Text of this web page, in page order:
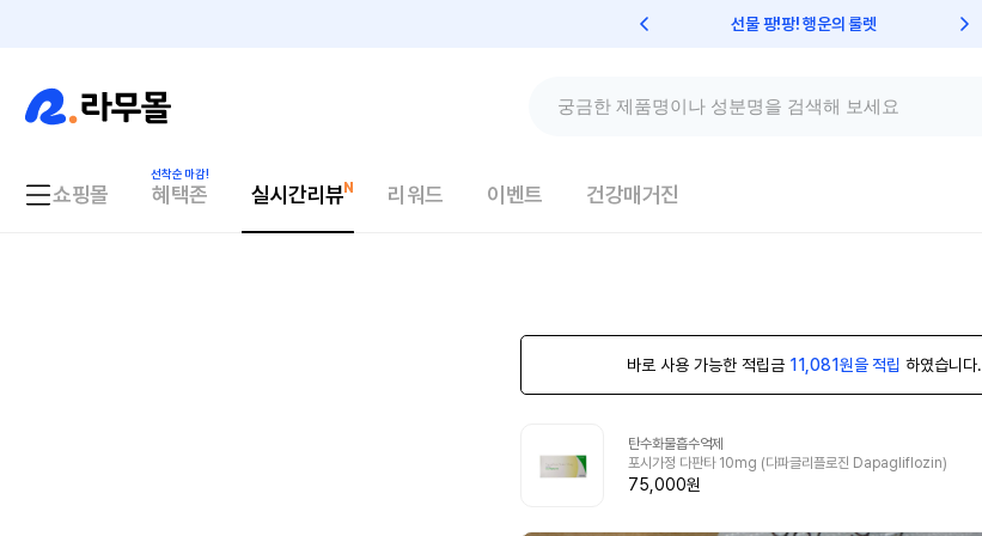
선물 팡!팡! 행운의 룰렛
쇼핑몰 혜택존 실시간리뷰 리워드 이벤트 건강매거진
바로 사용 가능한 적립금 11,081원을 적립 하였습니다.
탄수화물흡수억제
포시가정 다판타 10mg (다파글리플로진 Dapagliflozin)
75,000원